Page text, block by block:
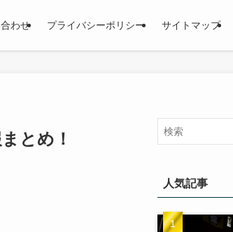
わせ プライバシーポリシー サイトマップ
とめ！
人気記事